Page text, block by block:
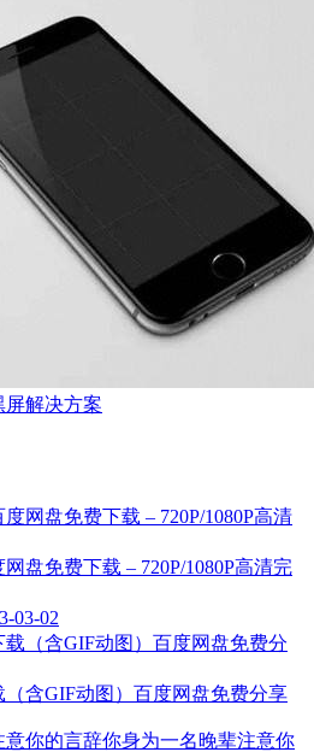
解决方案
网盘免费下载 – 720P/1080P高清完
03-02
（含GIF动图）百度网盘免费分享
你身为一名晚辈注意你